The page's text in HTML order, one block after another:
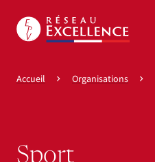
Accueil Organisations